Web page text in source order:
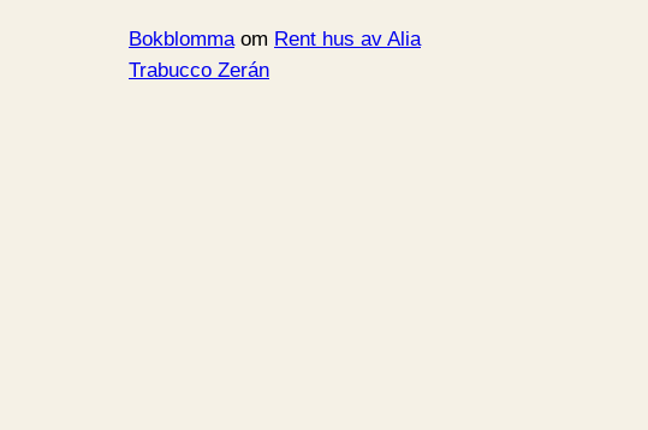
Bokblommaom Rent hus av Alia
Trabucco Zerán